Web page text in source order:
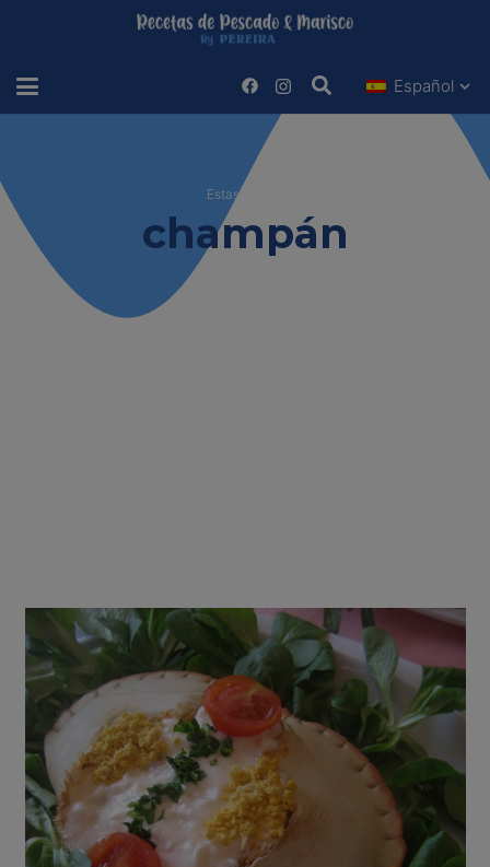
Español
Estas viendo
champán